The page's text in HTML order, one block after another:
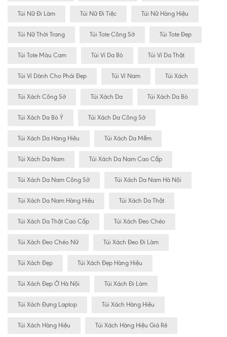
Túi Nữ Đi Làm Túi Nữ Đi Tiệc Túi Nữ Hàng Hiệu
Túi Nữ Thời Trang Túi Tote Công Sở Túi Tote Đẹp
Túi Tote Màu Cam Túi Ví Da Bò Túi Ví Da Thật
Túi Ví Dành Cho Phái Đẹp Túi Ví Nam Túi Xách
Túi Xách Công Sở Túi Xách Da Túi Xách Da Bò
Túi Xách Da Bò Ý Túi Xách Da Công Sở
Túi Xách Da Hàng Hiêu Túi Xách Da Mềm
Túi Xách Da Nam Túi Xách Da Nam Cao Cấp
Túi Xách Da Nam Công Sở Túi Xách Da Nam Hà Nội
Túi Xách Da Nam Hàng Hiệu Túi Xách Da Thật
Túi Xách Da Thật Cao Cấp Túi Xách Đeo Chéo
Túi Xách Đeo Chéo Nữ Túi Xách Đeo Đi Làm
Túi Xách Đẹp Túi Xách Đẹp Hàng Hiệu
Túi Xách Đẹp Ở Hà Nội Túi Xách Đi Làm
Túi Xách Đựng Laptop Túi Xách Hàng Hiêu
Túi Xách Hàng Hiệu Túi Xách Hàng Hiệu Giá Rẻ